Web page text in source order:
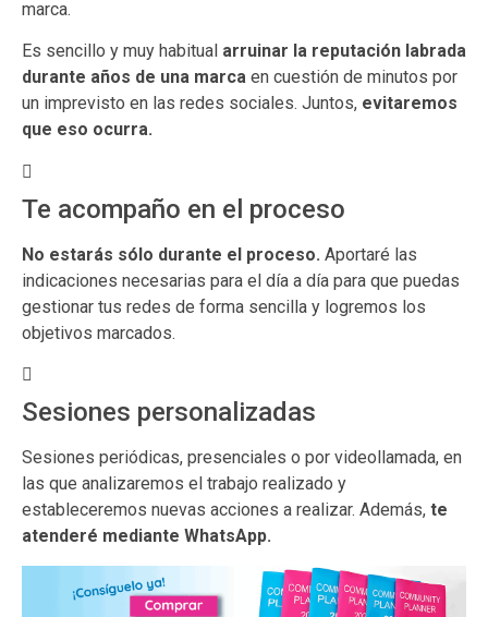
marca.
Es sencillo y muy habitual arruinar la reputación labrada
durante años de una marca en cuestión de minutos por
un imprevisto en las redes sociales. Juntos, evitaremos
que eso ocurra.
Te acompaño en el proceso
No estarás sólo durante el proceso. Aportaré las
indicaciones necesarias para el día a día para que puedas
gestionar tus redes de forma sencilla y logremos los
objetivos marcados.
Sesiones personalizadas
Sesiones periódicas, presenciales o por videollamada, en
las que analizaremos el trabajo realizado y
estableceremos nuevas acciones a realizar. Además, te
atenderé mediante WhatsApp.